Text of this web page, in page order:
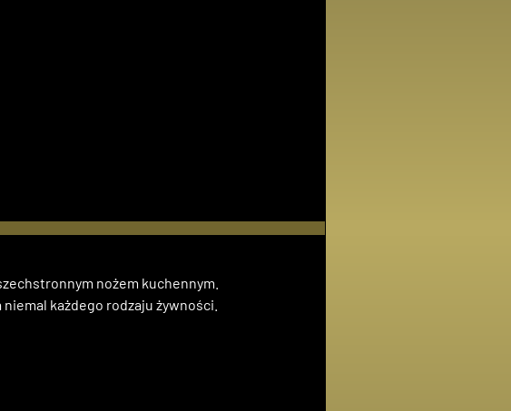
nożem kuchennym.
każdego rodzaju żywności.